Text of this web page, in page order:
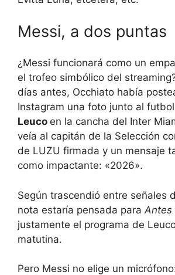
Messi, a dos puntas
¿Messi funcionará como un
el trofeo simbólico del
días antes, Occhiato había
Instagram una foto junto al
Leuco en la cancha del Inter
veía al capitán de la Selección
de LUZU firmada y un mensaje
como impactante: «2026».
Según trascendió entre señales
nota estaría pensada para Antes
justamente el programa de
matutina.
Pero Messi no elige un